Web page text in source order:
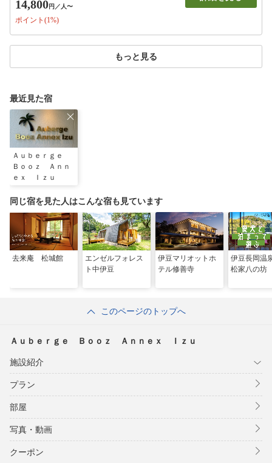
14,800円 ／人〜
ポイント(1%)
もっと見る
最近見た宿
Ａｕｂｅｒｇｅ
Ｂｏｏｚ Ａｎｎ
ｅｘ Ｉｚｕ
同じ宿を見た人はこんな宿も見ています
去来庵 松城館
エンゼルフォレス
ト中伊豆
伊豆マリオットホ
テル修善寺
伊豆長岡
松家八の坊
このページのトップへ
Ａｕｂｅｒｇｅ Ｂｏｏｚ Ａｎｎｅｘ Ｉｚｕ
施設紹介
プラン
部屋
写真・動画
クーポン